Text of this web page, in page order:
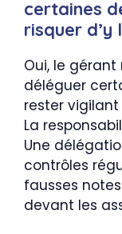
certaines
risquer d’y
Oui, le
déléguer
rester
La
Une
contrôles
fausses
devant les